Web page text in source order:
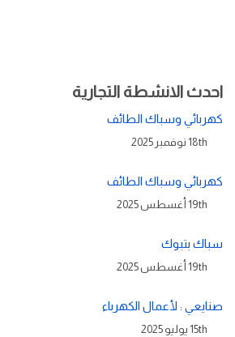
احدث الانشطة التجارية
كهربائي وسباك الطائف
18th نوفمبر 2025
كهربائي وسباك الطائف
19th أغسطس 2025
سباك بتبوك
19th أغسطس 2025
صنايعي : لأعمال الكهرباء
15th يوليو 2025